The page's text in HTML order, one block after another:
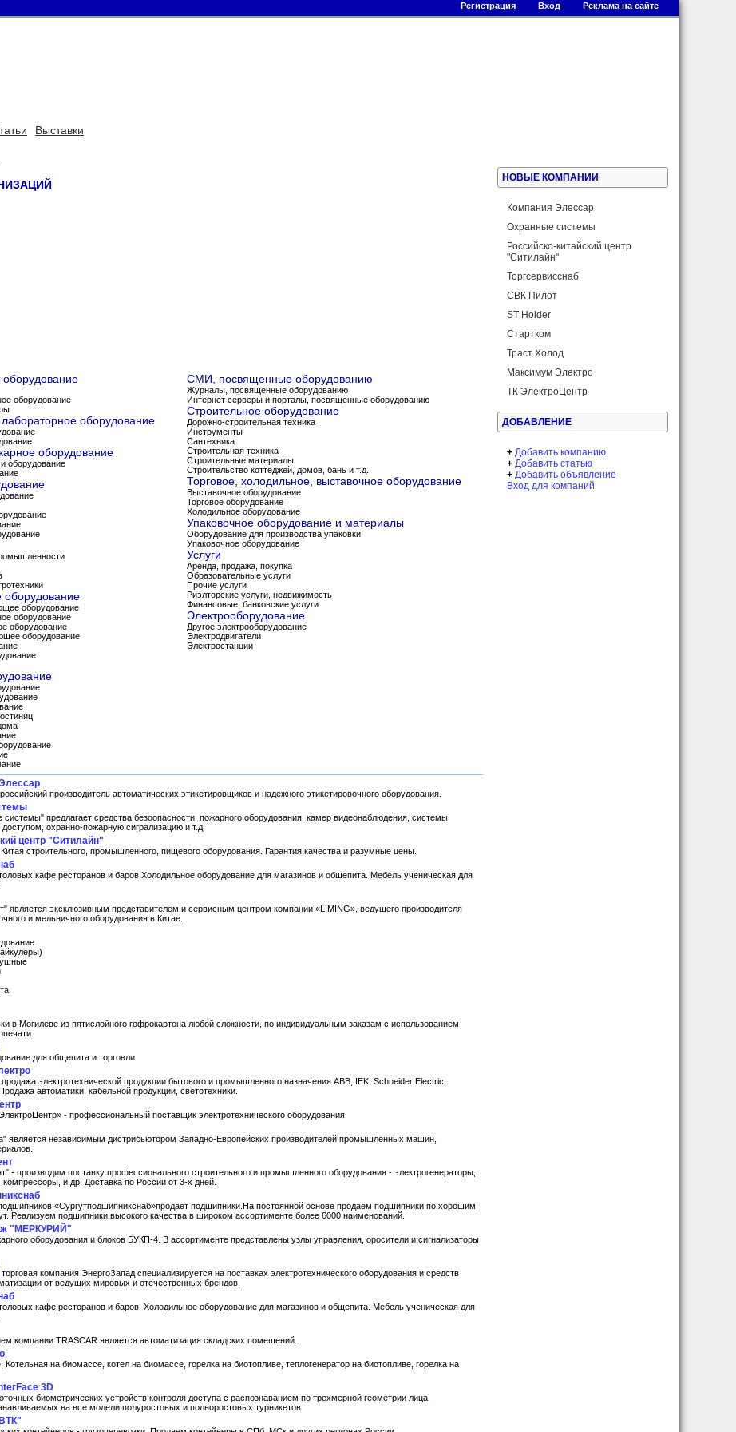
Регистрация Вход Реклама на сайте
Выставки
оборудование
оборудование
оборудование
оборудование
оборудование
оборудование
оборудование
оборудование
СМИ, посвященные оборудованию
Журналы, посвященные оборудованию
Интернет серверы и порталы, посвященные оборудованию
Строительное оборудование
Дорожно-строительная техника
Инструменты
Сантехника
Строительная техника
Строительные материалы
Строительство коттеджей, домов, бань и т.д.
Торговое, холодильное, выставочное оборудование
Выставочное оборудование
Торговое оборудование
Холодильное оборудование
Упаковочное оборудование и материалы
Оборудование для производства упаковки
Упаковочное оборудование
Услуги
Аренда, продажа, покупка
Образовательные услуги
Прочие услуги
Риэлторские услуги, недвижимость
Финансовые, банковские услуги
Электрооборудование
Другое электрооборудование
Электродвигатели
Электростанции
производитель автоматических этикетировщиков и надежного этикетировочного оборудования.
предлагает средства безоопасности, пожарного оборудования, камер видеонаблюдения, системы
охранно-пожарную сигрализацию и т.д.
центр "Ситилайн"
строительного, промышленного, пищевого оборудования. Гарантия качества и разумные цены.
и баров.Холодильное оборудование для магазинов и общепита. Мебель ученическая для
является эксклюзивным представителем и сервисным центром компании «LIMING», ведущего производителя
и мельничного оборудования в Китае.
в Могилеве из пятислойного гофрокартона любой сложности, по индивидуальным заказам с использованием
для общепита и торговли
электротехнической продукции бытового и промышленного назначения ABB, IEK, Schneider Electric,
автоматики, кабельной продукции, светотехники.
- профессиональный поставщик электротехнического оборудования.
является независимым дистрибьютором Западно-Европейских производителей промышленных машин,
производим поставку профессионального строительного и промышленного оборудования - электрогенераторы,
и др. Доставка по России от 3-х дней.
«Сургутподшипникснаб»продает подшипники.На постоянной основе продаем подшипники по хорошим
Реализуем подшипники высокого качества в широком ассортименте более 6000 наименований.
"МЕРКУРИЙ"
оборудования и блоков БУКП-4. В ассортименте представлены узлы управления, оросители и сигнализаторы
компания ЭнергоЗапад специализируется на поставках электротехнического оборудования и средств
от ведущих мировых и отечественных брендов.
и баров. Холодильное оборудование для магазинов и общепита. Мебель ученическая для
компании TRASCAR является автоматизация складских помещений.
Котельная на биомассе, котел на биомассе, горелка на биотопливе, теплогенератор на биотопливе, горелка на
3D
биометрических устройств контроля доступа с распознаванием по трехмерной геометрии лица,
на все модели полуростовых и полноростовых турникетов
НОВЫЕ КОМПАНИИ
Компания Элессар
Охранные системы
Российско-китайский центр
"Ситилайн"
Торгсервисснаб
СВК Пилот
ST Holder
Стартком
Траст Холод
Максимум Электро
ТК ЭлектроЦентр
ДОБАВЛЕНИЕ
+ Добавить компанию
+ Добавить статью
+ Добавить объявление
Вход для компаний